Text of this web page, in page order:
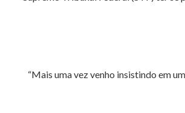
“Mais uma vez venho insistindo em